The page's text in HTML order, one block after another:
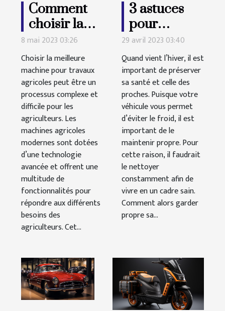
Comment
choisir la
meilleure
machine
pour
travaux
agricoles en
fonction de
ses besoins
?
8 mai 2023 03:26
Choisir la meilleure
machine pour travaux
agricoles peut être un
processus complexe et
difficile pour les
agriculteurs. Les
machines agricoles
modernes sont dotées
d’une technologie
avancée et offrent une
multitude de
fonctionnalités pour
répondre aux différents
besoins des
agriculteurs. Cet...
3 astuces
pour
maintenir
son véhicule
propre
durant
l’hiver
29 avril 2023 03:40
Quand vient l’hiver, il est
important de préserver
sa santé et celle des
proches. Puisque votre
véhicule vous permet
d’éviter le froid, il est
important de le
maintenir propre. Pour
cette raison, il faudrait
le nettoyer
constamment afin de
vivre en un cadre sain.
Comment alors garder
propre sa...